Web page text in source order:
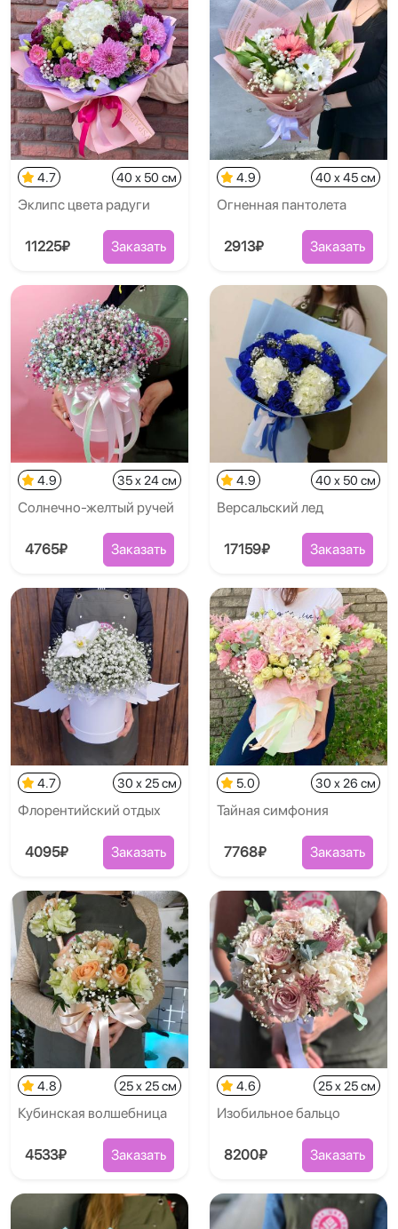
4.7 40 x 50 см
Эклипс цвета радуги
11225₽ Заказать
4.9 40 x 45 см
Огненная пантолета
2913₽ Заказать
4.9 35 x 24 см
Солнечно-желтый ручей
4765₽ Заказать
4.9 40 x 50 см
Версальский лед
17159₽ Заказать
4.7 30 x 25 см
Флорентийский отдых
4095₽ Заказать
5.0 30 x 26 см
Тайная симфония
7768₽ Заказать
4.8 25 x 25 см
Кубинская волшебница
4533₽ Заказать
4.6 25 x 25 см
Изобильное бальцо
8200₽ Заказать